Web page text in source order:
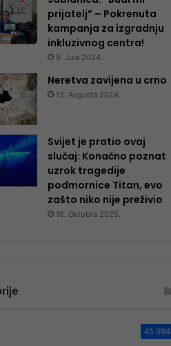
prijatelj” – Pokrenuta
kampanja za izgradnju
inkluzivnog centra!
9. Jula 2024.
Neretva zavijena u crno
13. Augusta 2024.
Svijet je pratio ovaj
slučaj: Konačno poznat
uzrok tragedije
podmornice Titan, evo
zašto niko nije preživio
16. Oktobra 2025.
45.984